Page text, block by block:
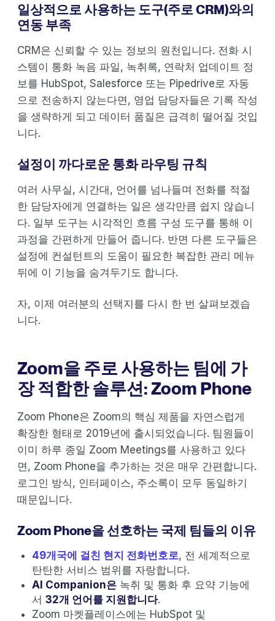
일상적으로 사용하는 도구(주로 CRM)와의
연동 부족
CRM은 신뢰할 수 있는 정보의 원천입니다. 전화 시
스템이 통화 녹음 파일, 녹취록, 연락처 업데이트 정
보를 HubSpot, Salesforce 또는 Pipedrive로 자동
으로 전송하지 않는다면, 영업 담당자들은 기록 작성
을 생략하게 되고 데이터 품질은 급격히 떨어질 것입
니다.
설정이 까다로운 통화 라우팅 규칙
여러 사무실, 시간대, 언어를 넘나들며 전화를 적절
한 담당자에게 연결하는 일은 생각만큼 쉽지 않습니
다. 일부 도구는 시각적인 흐름 구성 도구를 통해 이
과정을 간편하게 만들어 줍니다. 반면 다른 도구들은
설정에 컨설턴트의 도움이 필요한 복잡한 관리 메뉴
뒤에 이 기능을 숨겨두기도 합니다.
자, 이제 여러분의 선택지를 다시 한 번 살펴보겠습
니다.
Zoom을 주로 사용하는 팀에 가
장 적합한 솔루션: Zoom Phone
Zoom Phone은 Zoom의 핵심 제품을 자연스럽게
확장한 형태로 2019년에 출시되었습니다. 팀원들이
이미 하루 종일 Zoom Meetings를 사용하고 있다
면, Zoom Phone을 추가하는 것은 매우 간편합니다.
로그인 방식, 인터페이스, 주소록이 모두 동일하기
때문입니다.
Zoom Phone을 선호하는 국제 팀들의 이유
49개국에 걸친 현지 전화번호로, 전 세계적으로
탄탄한 서비스 범위를 자랑합니다.
AI Companion은 녹취 및 통화 후 요약 기능에
서 32개 언어를 지원합니다.
Zoom 마켓플레이스에는 HubSpot 및